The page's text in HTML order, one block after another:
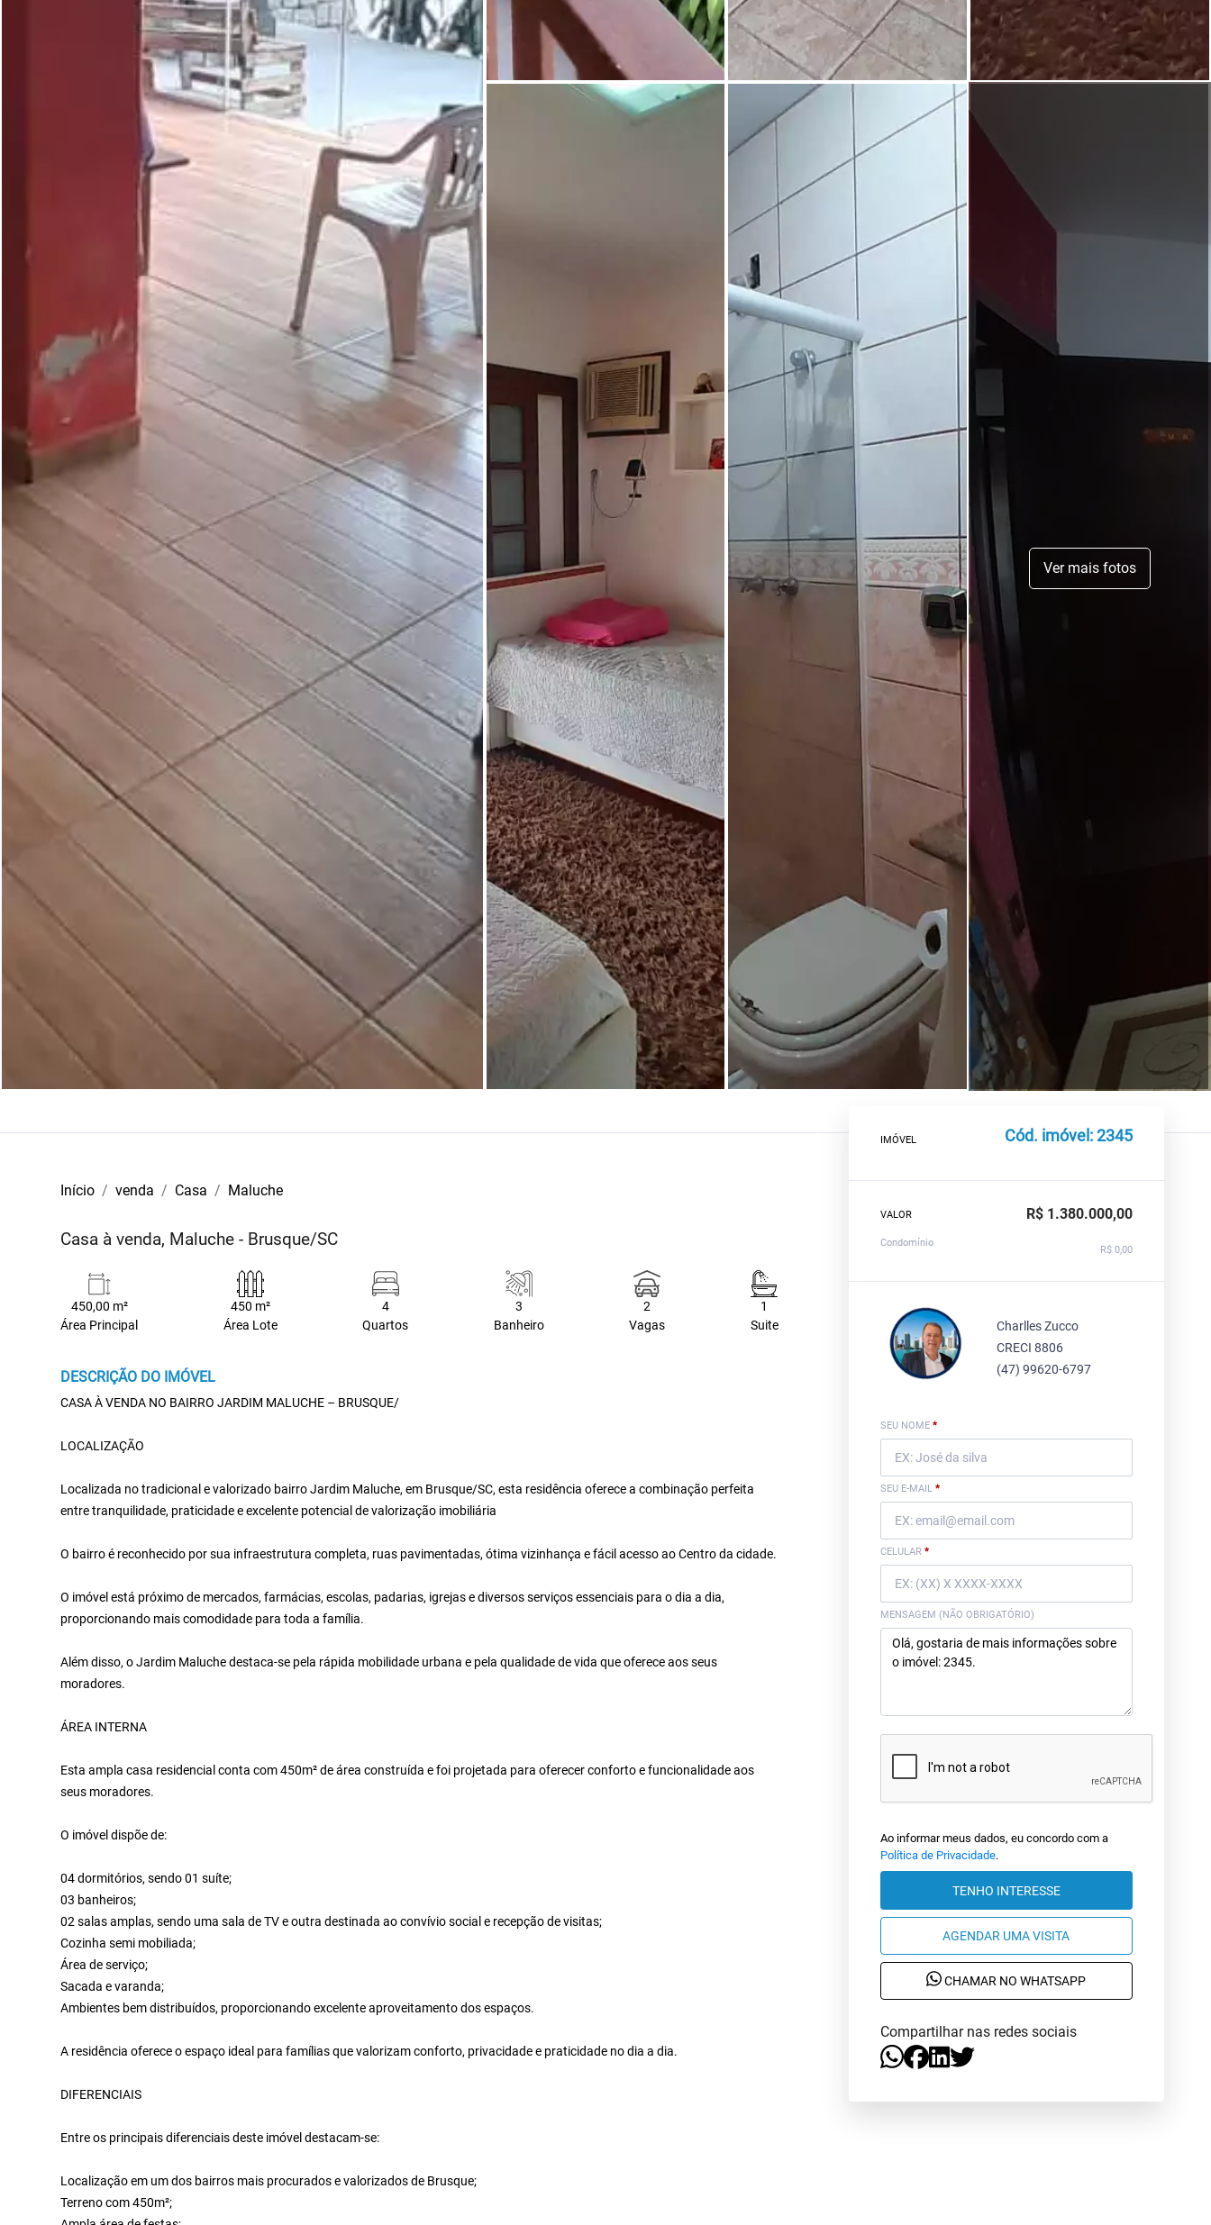
Ver mais fotos
Início venda Casa Maluche
Casa à venda, Maluche - Brusque/SC
450,00 m²
Área Principal
450 m²
Área Lote
4
Quartos
3
Banheiro
2
Vagas
1
Suite
DESCRIÇÃO DO IMÓVEL
CASA À VENDA NO BAIRRO JARDIM MALUCHE – BRUSQUE/
LOCALIZAÇÃO
Localizada no tradicional e valorizado bairro Jardim Maluche, em Brusque/SC, esta residência oferece a combinação perfeita
entre tranquilidade, praticidade e excelente potencial de valorização imobiliária
O bairro é reconhecido por sua infraestrutura completa, ruas pavimentadas, ótima vizinhança e fácil acesso ao Centro da cidade.
O imóvel está próximo de mercados, farmácias, escolas, padarias, igrejas e diversos serviços essenciais para o dia a dia,
proporcionando mais comodidade para toda a família.
Além disso, o Jardim Maluche destaca-se pela rápida mobilidade urbana e pela qualidade de vida que oferece aos seus
moradores.
ÁREA INTERNA
Esta ampla casa residencial conta com 450m² de área construída e foi projetada para oferecer conforto e funcionalidade aos
seus moradores.
O imóvel dispõe de:
04 dormitórios, sendo 01 suíte;
03 banheiros;
02 salas amplas, sendo uma sala de TV e outra destinada ao convívio social e recepção de visitas;
Cozinha semi mobiliada;
Área de serviço;
Sacada e varanda;
Ambientes bem distribuídos, proporcionando excelente aproveitamento dos espaços.
A residência oferece o espaço ideal para famílias que valorizam conforto, privacidade e praticidade no dia a dia.
DIFERENCIAIS
Entre os principais diferenciais deste imóvel destacam-se:
Localização em um dos bairros mais procurados e valorizados de Brusque;
Terreno com 450m²;
IMÓVEL Cód. imóvel: 2345
VALOR R$ 1.380.000,00
Condomínio
R$ 0,00
Charlles Zucco
CRECI 8806
(47) 99620-6797
SEU NOME *
SEU E-MAIL *
CELULAR *
MENSAGEM (NÃO OBRIGATÓRIO)
Ao informar meus dados, eu concordo com a
Política de Privacidade.
TENHO INTERESSE
AGENDAR UMA VISITA
CHAMAR NO WHATSAPP
Compartilhar nas redes sociais